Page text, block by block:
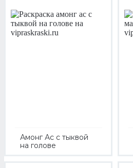
Амонг Ас с тыквой
на голове